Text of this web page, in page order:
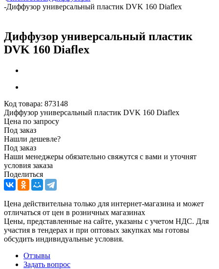
-Диффузор универсальный пластик DVK 160 Diaflex
Диффузор универсальный пластик
DVK 160 Diaflex
Код товара: 873148
Диффузор универсальный пластик DVK 160 Diaflex
Цена по запросу
Под заказ
Нашли дешевле?
Под заказ
Наши менеджеры обязательно свяжутся с вами и уточнят
условия заказа
Поделиться
Цена действительна только для интернет-магазина и может
отличаться от цен в розничных магазинах
Цены, представленные на сайте, указаны с учетом НДС. Для
участия в тендерах и при оптовых закупках мы готовы
обсудить индивидуальные условия.
Отзывы
Задать вопрос